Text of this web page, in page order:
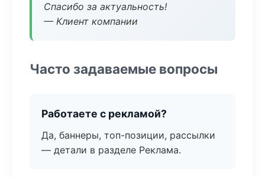
Спасибо за актуальность!
— Клиент компании
Часто задаваемые вопросы
Работаете с рекламой?
Да, баннеры, топ-позиции, рассылки
— детали в разделе Реклама.